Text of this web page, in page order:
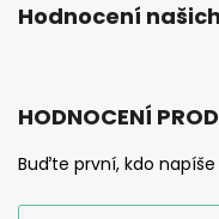
Hodnocení
HODNOCENÍ
Buďte první, kdo